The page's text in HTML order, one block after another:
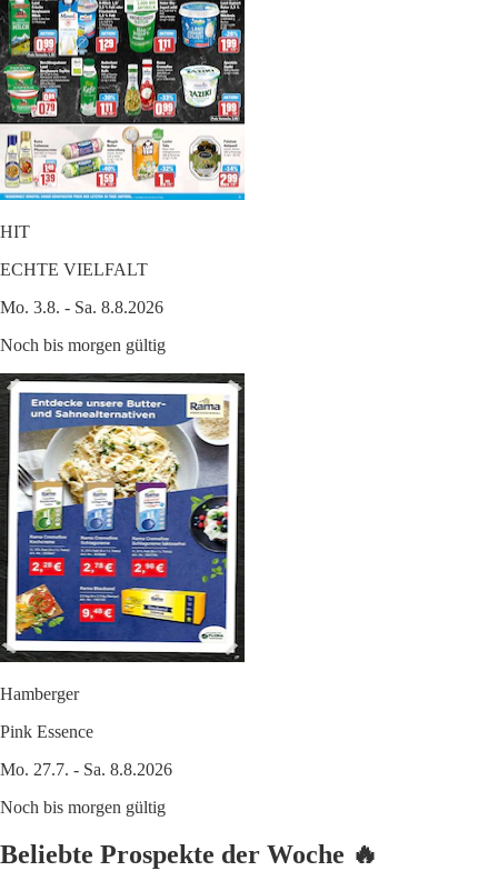
HIT
ECHTE VIELFALT
Mo. 3.8. - Sa. 8.8.2026
Noch bis morgen gültig
Hamberger
Pink Essence
Mo. 27.7. - Sa. 8.8.2026
Noch bis morgen gültig
Beliebte Prospekte der Woche 🔥